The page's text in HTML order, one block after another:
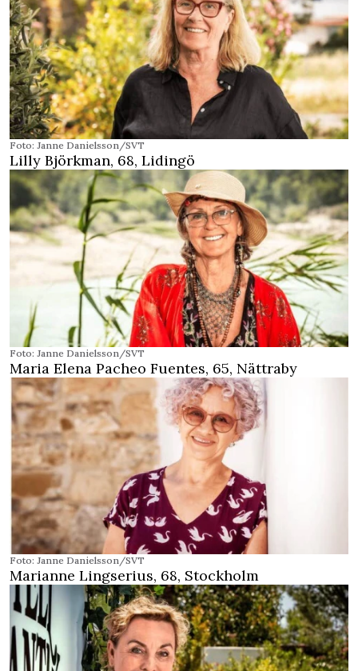
Foto: Janne Danielsson/SVT
Lilly Björkman, 68, Lidingö
Foto: Janne Danielsson/SVT
Maria Elena Pacheo Fuentes, 65, Nättraby
Foto: Janne Danielsson/SVT
Marianne Lingserius, 68, Stockholm